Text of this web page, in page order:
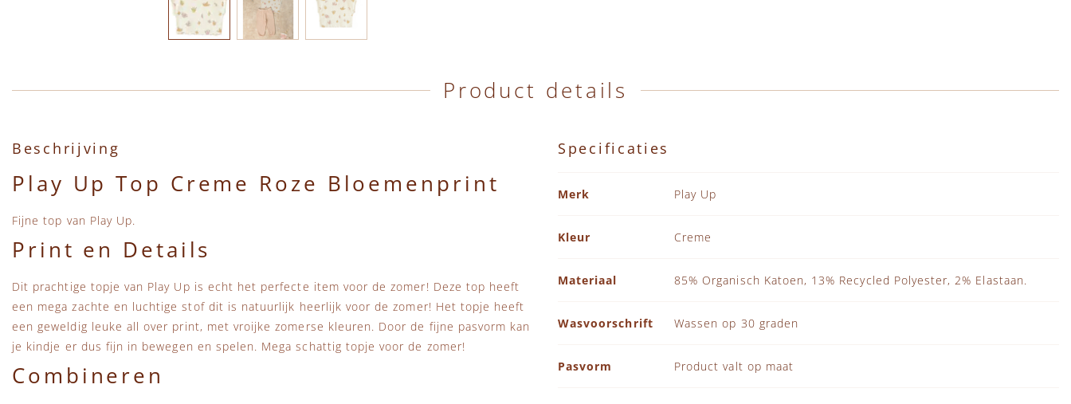
Product details
Beschrijving
Play Up Top Creme Roze Bloemenprint
Fijne top van Play Up.
Print en Details
Dit prachtige topje van Play Up is echt het perfecte item voor de zomer! Deze top heeft
een mega zachte en luchtige stof dit is natuurlijk heerlijk voor de zomer! Het topje heeft
een geweldig leuke all over print, met vroijke zomerse kleuren. Door de fijne pasvorm kan
je kindje er dus fijn in bewegen en spelen. Mega schattig topje voor de zomer!
Combineren
Specificaties
Merk
Play Up
Kleur Creme
Materiaal 85% Organisch Katoen, 13% Recycled Polyester, 2% Elastaan.
Wasvoorschrift Wassen op 30 graden
Pasvorm Product valt op maat